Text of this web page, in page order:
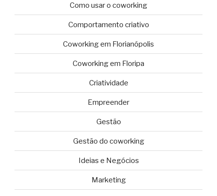
Como usar o coworking
Comportamento criativo
Coworking em Florianópolis
Coworking em Floripa
Criatividade
Empreender
Gestão
Gestão do coworking
Ideias e Negócios
Marketing